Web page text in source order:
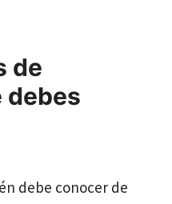
de
debes
debe conocer de